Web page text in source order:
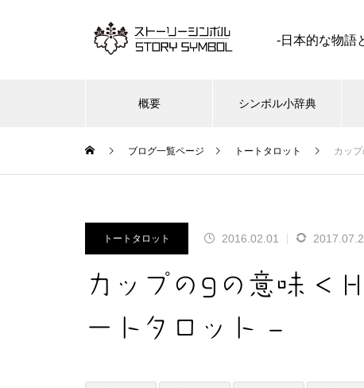
-日本的な物語
概要 シンボル小辞典
ブログ一覧ページ トートタロット カッ
トートタロット 2016.02.01
カップの9の意味
ートタロット –